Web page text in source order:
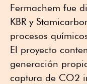
Fermachem fue
KBR y
procesos
El proyecto
generación
captura de CO2